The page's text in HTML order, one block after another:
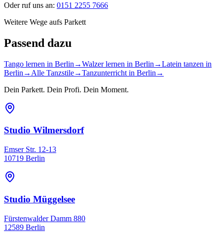
Oder ruf uns an: 0151 2255 7666
Weitere Wege aufs Parkett
Passend dazu
Tango lernen in Berlin →Walzer lernen in Berlin →Latein tanzen in
Berlin → Alle Tanzstile→Tanzunterricht in Berlin →
Dein Parkett. Dein Profi. Dein Moment.
Studio Wilmersdorf
Emser Str. 12-13
10719 Berlin
Studio Müggelsee
Fürstenwalder Damm 880
12589 Berlin